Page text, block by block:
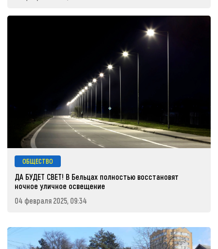
ОБЩЕСТВО
ДА БУДЕТ СВЕТ! В Бельцах полностью восстановят
ночное уличное освещение
04 февраля 2025, 09:34